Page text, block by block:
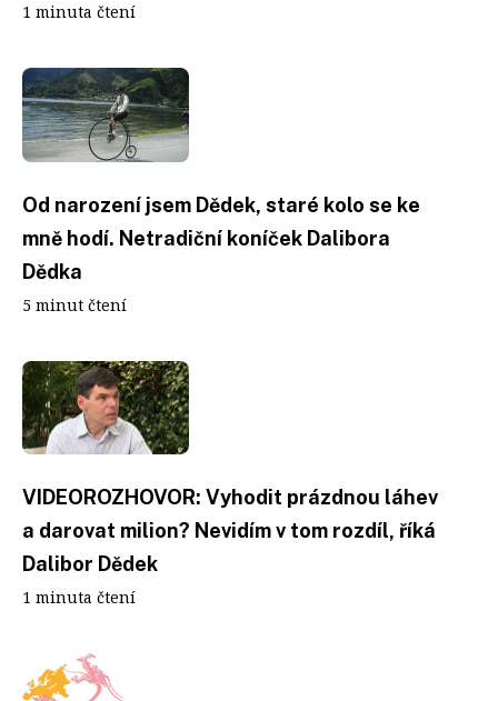
1 minuta čtení
Od narození jsem Dědek, staré kolo se ke
mně hodí. Netradiční koníček Dalibora
Dědka
5 minut čtení
VIDEOROZHOVOR: Vyhodit prázdnou láhev
a darovat milion? Nevidím v tom rozdíl, říká
Dalibor Dědek
1 minuta čtení